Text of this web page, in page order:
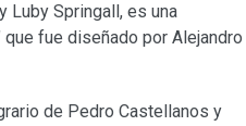
Luby Springall, es una
que fue diseñado por Alejandro
de Pedro Castellanos y